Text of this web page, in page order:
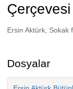
Çerçevesi
Oluşturanlar
Ersin Aktürk, Sokak
Dosyalar